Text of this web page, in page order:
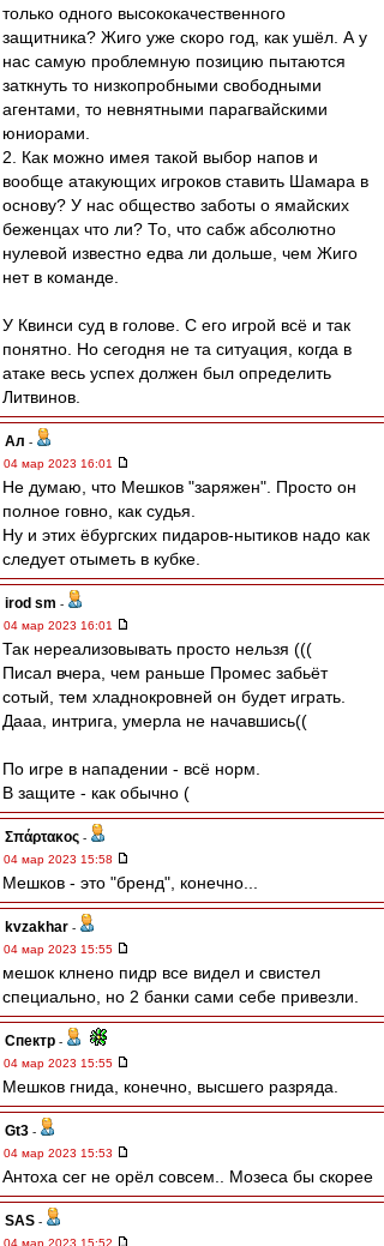
только одного высококачественного
защитника? Жиго уже скоро год, как ушёл. А у
нас самую проблемную позицию пытаются
заткнуть то низкопробными свободными
агентами, то невнятными парагвайскими
юниорами.
2. Как можно имея такой выбор напов и
вообще атакующих игроков ставить Шамара в
основу? У нас общество заботы о ямайских
беженцах что ли? То, что сабж абсолютно
нулевой известно едва ли дольше, чем Жиго
нет в команде.
У Квинси суд в голове. С его игрой всё и так
понятно. Но сегодня не та ситуация, когда в
атаке весь успех должен был определить
Литвинов.
Ал -
04 мар 2023 16:01
Не думаю, что Мешков "заряжен". Просто он
полное говно, как судья.
Ну и этих ëбургских пидаров-нытиков надо как
следует отыметь в кубке.
irod sm -
04 мар 2023 16:01
Так нереализовывать просто нельзя (((
Писал вчера, чем раньше Промес забьёт
сотый, тем хладнокровней он будет играть.
Дааа, интрига, умерла не начавшись((
По игре в нападении - всё норм.
В защите - как обычно (
Σπάρτακος -
04 мар 2023 15:58
Мешков - это "бренд", конечно...
kvzakhar -
04 мар 2023 15:55
мешок клнено пидр все видел и свистел
специально, но 2 банки сами себе привезли.
Спектр -
04 мар 2023 15:55
Мешков гнида, конечно, высшего разряда.
Gt3 -
04 мар 2023 15:53
Антоха сег не орёл совсем.. Мозеса бы скорее
SAS -
04 мар 2023 15:52